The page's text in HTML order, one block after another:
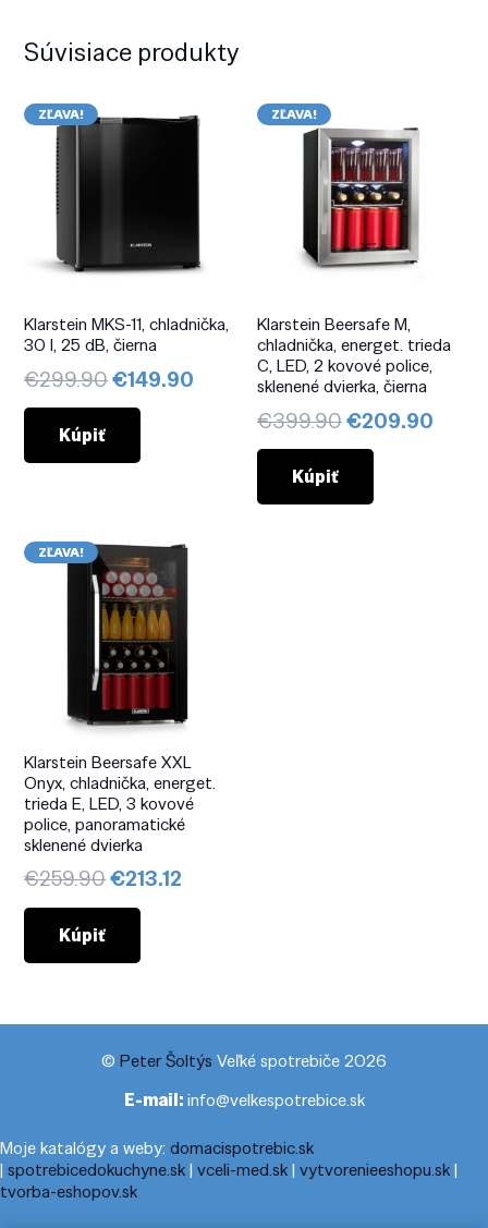
Súvisiace produkty
ZĽAVA!
Klarstein MKS-11, chladnička,
30 l, 25 dB, čierna
€299.90Pôvodná
cena
€299.90.
€149.90 Aktuálna
Kúpiť
ZĽAVA!
Klarstein Beersafe M,
chladnička, energet. trieda
C, LED, 2 kovové police,
sklenené dvierka, čierna
€399.90Pôvodná
cena
€399.90.
€209.90
Kúpiť
ZĽAVA!
Klarstein Beersafe XXL
Onyx, chladnička, energet.
trieda E, LED, 3 kovové
police, panoramatické
sklenené dvierka
€259.90Pôvodná
cena
€259.90.
€213.12
Kúpiť
© Peter Šoltýs Veľké spotrebiče 2026
E-mail:info@velkespotrebice.sk
Moje katalógy a weby: domacispotrebic.sk
| spotrebicedokuchyne.sk| vceli-med.sk| vytvorenieeshopu.sk|
tvorba-eshopov.sk